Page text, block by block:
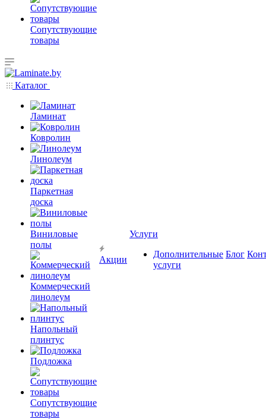
Сопутствующие
товары
Каталог
Ламинат
Ковролин
Линолеум
Паркетная
доска
Виниловые
полы
Коммерческий
линолеум
Напольный
плинтус
Подложка
Сопутствующие
товары
Акции
Услуги
Дополнительные
услуги
Блог